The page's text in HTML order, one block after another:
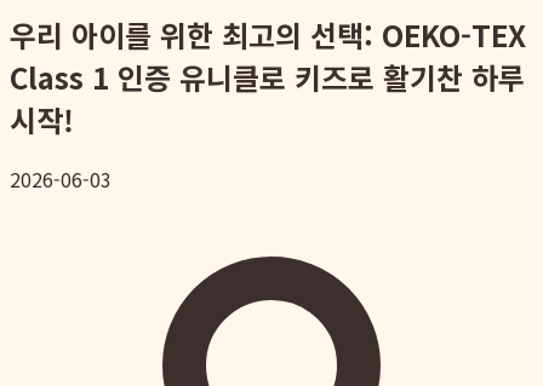
우리 아이를 위한 최고의 선택: OEKO-TEX
Class 1 인증 유니클로 키즈로 활기찬 하루
시작!
2026-06-03